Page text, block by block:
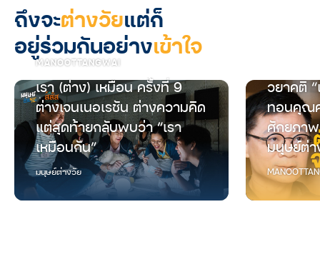
ถึงจะต่างวัยแต่ก็
อยู่ร่วมกันอย่างเข้าใจ
MANOOTTANGWAI
เรา (ต่าง) เหมือน ครั้งที่ 9
ต่างเจนเนอเรชัน ต่างความคิด
แต่สุดท้ายกลับพบว่า “เรา
เหมือนกัน”
มนุษย์ต่างวัย
วยาคติ
ทอนคุณ
ศักยภา
มนุษย์ต่า